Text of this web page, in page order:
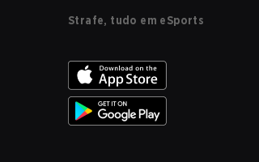
Strafe, tudo em eSports